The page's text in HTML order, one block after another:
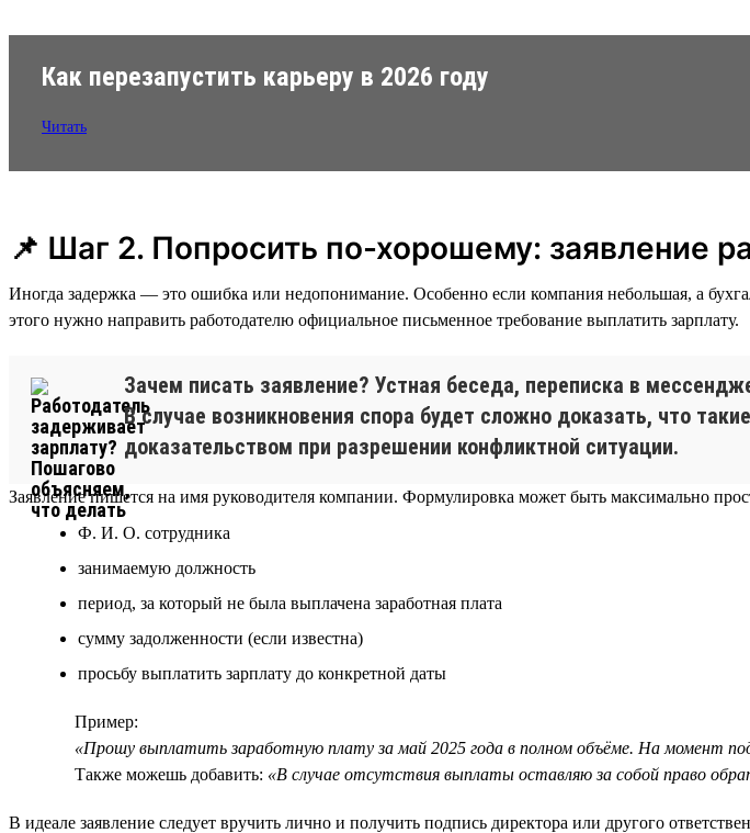
Как перезапустить карьеру в 2026 году
Читать
📌 Шаг 2. Попросить по-хорошему: заявление
Иногда задержка — это ошибка или недопонимание. Особенно если компания небольшая, а
этого нужно направить работодателю официальное письменное требование выплатить зарплату.
Зачем писать заявление? Устная беседа, переписка в
В случае возникновения спора будет сложно доказать, что
доказательством при разрешении конфликтной ситуации.
Заявление пишется на имя руководителя компании. Формулировка может быть максимально
Ф. И. О. сотрудника
занимаемую должность
период, за который не была выплачена заработная плата
сумму задолженности (если известна)
просьбу выплатить зарплату до конкретной даты
Пример:
«Прошу выплатить заработную плату за май 2025 года в полном объёме. На момент
Также можешь добавить: «В случае отсутствия выплаты оставляю за собой право
В идеале заявление следует вручить лично и получить подпись директора или другого